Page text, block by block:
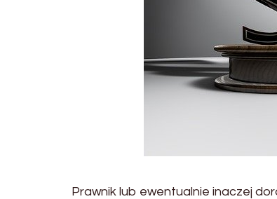
Prawnik lub ewentualnie inaczej